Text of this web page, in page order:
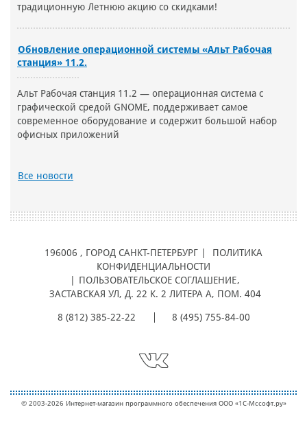
традиционную Летнюю акцию со скидками!
Обновление операционной системы «Альт Рабочая
станция» 11.2.
Альт Рабочая станция 11.2 — операционная система с
графической средой GNOME, поддерживает самое
современное оборудование и содержит большой набор
офисных приложений
Все новости
196006 , ГОРОД САНКТ-ПЕТЕРБУРГ |
ПОЛИТИКА
КОНФИДЕНЦИАЛЬНОСТИ
ПОЛЬЗОВАТЕЛЬСКОЕ СОГЛАШЕНИЕ,
ЗАСТАВСКАЯ УЛ, Д. 22 К. 2 ЛИТЕРА А, ПОМ. 404
8 (812) 385-22-22 8 (495) 755-84-00
© 2003-2026 Интернет-магазин программного обеспечения ООО «1С-Мcсофт.ру»